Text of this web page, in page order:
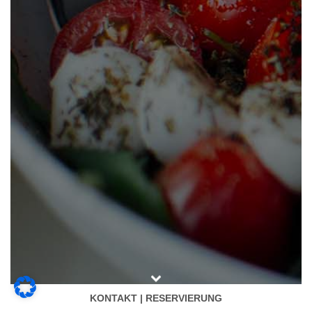
KONTAKT | RESERVIERUNG